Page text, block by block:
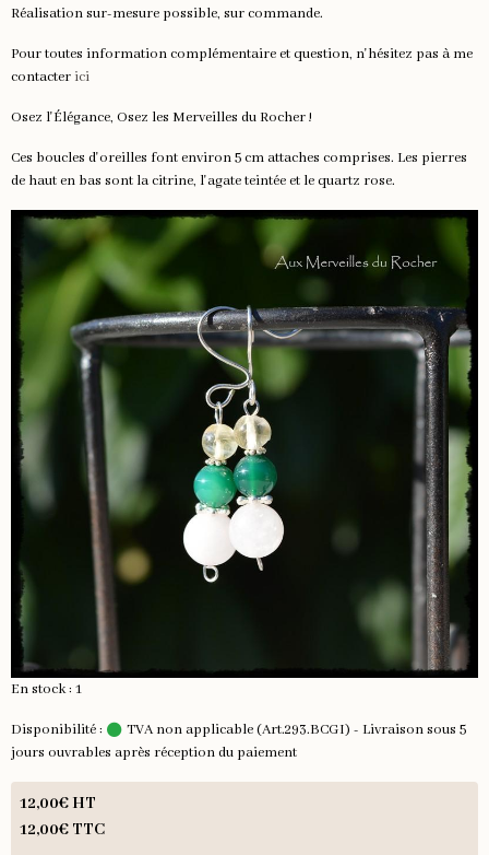
Réalisation sur-mesure possible, sur commande.
Pour toutes information complémentaire et question, n'hésitez pas à me
contacter ici
Osez l'Élégance, Osez les Merveilles du Rocher !
Ces boucles d'oreilles font environ 5 cm attaches comprises. Les pierres
de haut en bas sont la citrine, l'agate teintée et le quartz rose.
En stock : 1
Disponibilité :
TVA non applicable (Art.293.BCGI) - Livraison sous 5
jours ouvrables après réception du paiement
12,00€ HT
12,00€ TTC